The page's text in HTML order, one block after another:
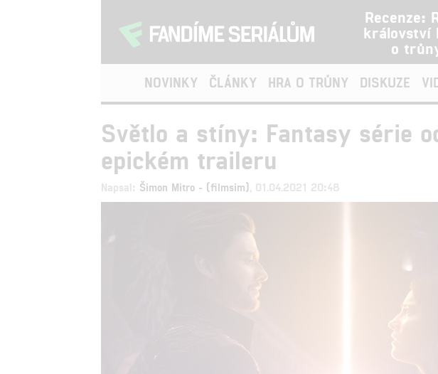
Recenze:
království
o
NOVINKY ČLÁNKY HRA O TRŮNY DISKUZE
Světlo a stíny: Fantasy série
epickém traileru
Napsal: Šimon Mitro - (filmsim) , 01.04.2021 20:48